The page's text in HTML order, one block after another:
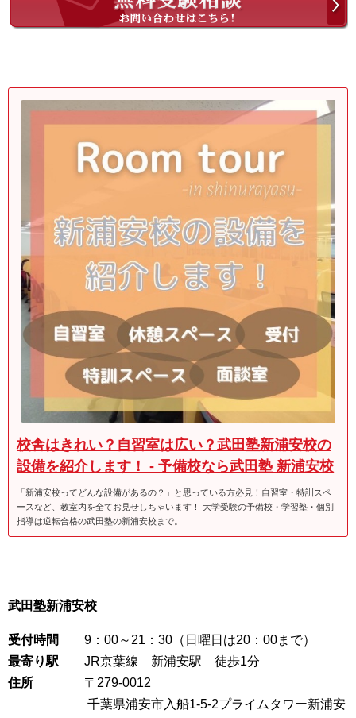
校舎はきれい？自習室は広い？武田塾新浦安校の
設備を紹介します！ - 予備校なら武田塾 新浦安校
「新浦安校ってどんな設備があるの？」と思っている方必見！自習室・特訓スペ
ースなど、教室内を全てお見せしちゃいます！ 大学受験の予備校・学習塾・個別
指導は逆転合格の武田塾の新浦安校まで。
武田塾新浦安校
受付時間
9：00～21：30（日曜日は20：00まで）
最寄り駅 JR京葉線 新浦安駅 徒歩1分
住所 〒279-0012
千葉県浦安市入船1-5-2プライムタワー新浦安